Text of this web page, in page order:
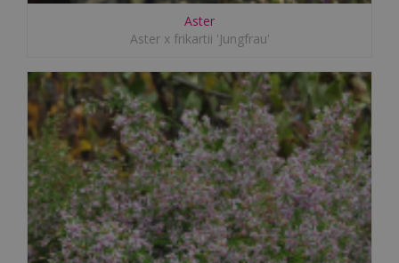
Aster
Aster x frikartii 'Jungfrau'